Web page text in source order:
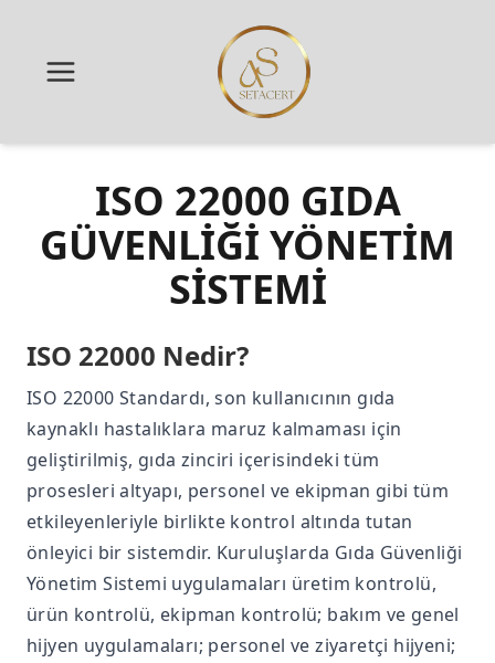
ISO 22000 GIDA
GÜVENLİĞİ YÖNETİM
SİSTEMİ
ISO 22000 Nedir?
ISO 22000 Standardı, son kullanıcının gıda
kaynaklı hastalıklara maruz kalmaması için
geliştirilmiş, gıda zinciri içerisindeki tüm
prosesleri altyapı, personel ve ekipman gibi tüm
etkileyenleriyle birlikte kontrol altında tutan
önleyici bir sistemdir. Kuruluşlarda Gıda Güvenliği
Yönetim Sistemi uygulamaları üretim kontrolü,
ürün kontrolü, ekipman kontrolü; bakım ve genel
hijyen uygulamaları; personel ve ziyaretçi hijyeni;